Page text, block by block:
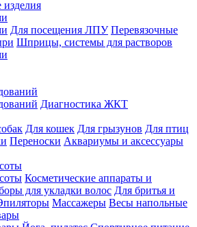
изделия
Для посещения ЛПУ Перевязочные
Шприцы, системы для растворов
Диагностика ЖКТ
Для кошек Для грызунов Для птиц
Переноски Аквариумы и аксессуары
Косметические аппараты и
для укладки волос Для бритья и
Массажеры Весы напольные